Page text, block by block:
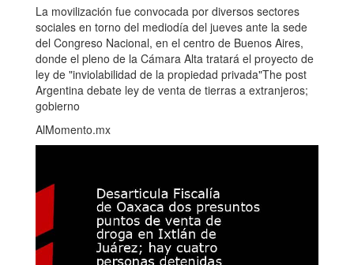
La movilización fue convocada por diversos sectores
sociales en torno del mediodía del jueves ante la sede
del Congreso Nacional, en el centro de Buenos Aires,
donde el pleno de la Cámara Alta tratará el proyecto de
ley de "inviolabilidad de la propiedad privada"The post
Argentina debate ley de venta de tierras a extranjeros;
gobierno
AlMomento.mx